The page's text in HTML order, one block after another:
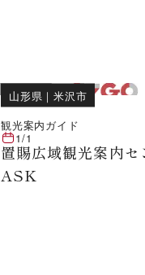
山形県 ｜米沢市
観光案内ガイド
1/1
置賜広域観光案内セ
ASK